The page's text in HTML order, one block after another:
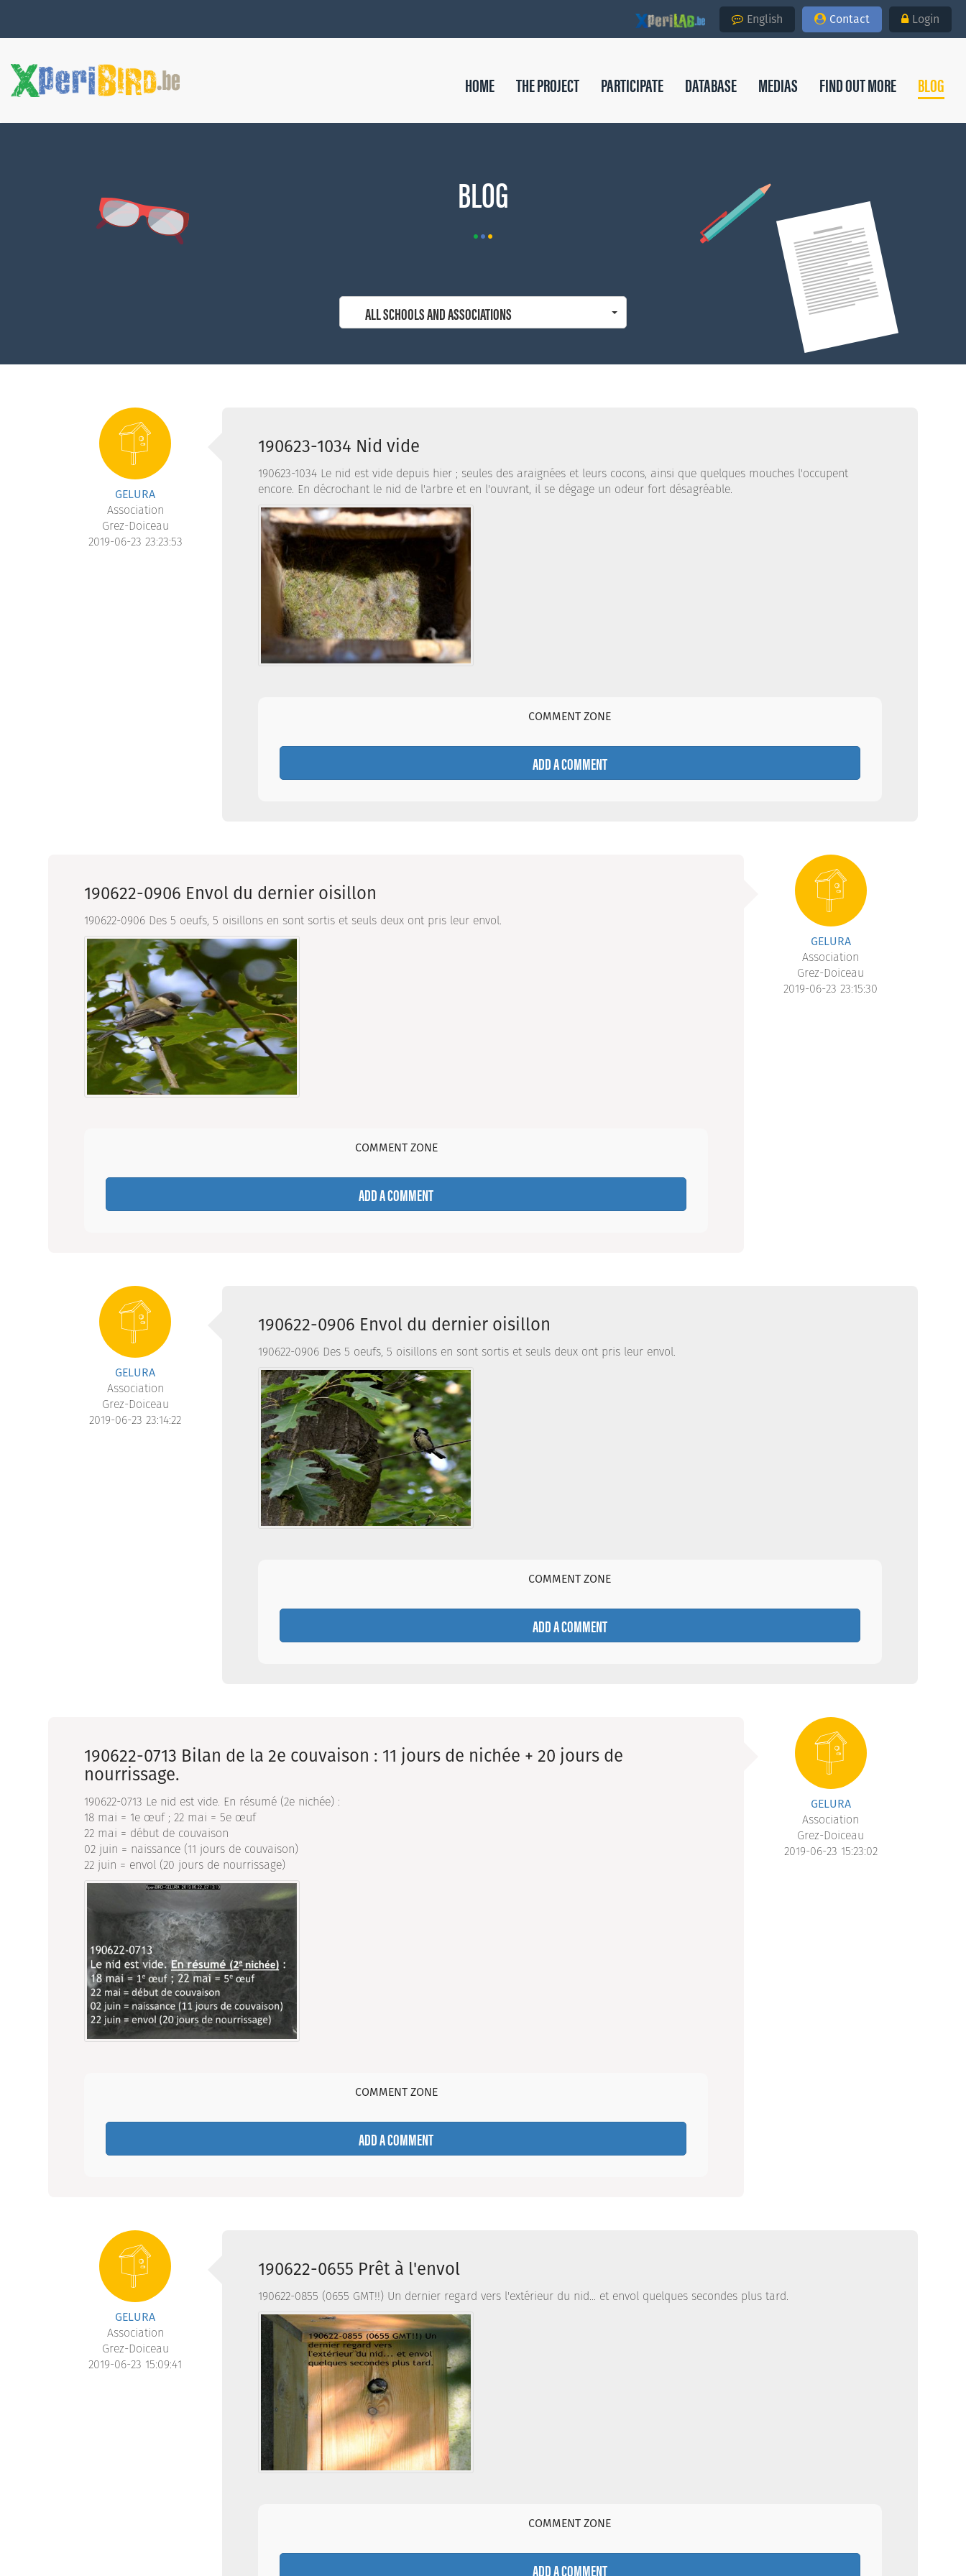
English Contact Login
HOME THE PROJECT PARTICIPATE DATABASE MEDIAS FIND OUT MORE BLOG
BLOG
ALL SCHOOLS AND ASSOCIATIONS
GELURA
Association
Grez-Doiceau
2019-06-23 23:23:53
190623-1034 Nid vide
190623-1034 Le nid est vide depuis hier ; seules des araignées et leurs cocons, ainsi que quelques mouches l'occupent
encore. En décrochant le nid de l'arbre et en l'ouvrant, il se dégage un odeur fort désagréable.
COMMENT ZONE
ADD A COMMENT
GELURA
Association
Grez-Doiceau
2019-06-23 23:15:30
190622-0906 Envol du dernier oisillon
190622-0906 Des 5 oeufs, 5 oisillons en sont sortis et seuls deux ont pris leur envol.
COMMENT ZONE
ADD A COMMENT
GELURA
Association
Grez-Doiceau
2019-06-23 23:14:22
190622-0906 Envol du dernier oisillon
190622-0906 Des 5 oeufs, 5 oisillons en sont sortis et seuls deux ont pris leur envol.
COMMENT ZONE
ADD A COMMENT
GELURA
Association
Grez-Doiceau
2019-06-23 15:23:02
190622-0713 Bilan de la 2e couvaison : 11 jours de nichée + 20 jours de
nourrissage.
190622-0713 Le nid est vide. En résumé (2e nichée) :
18 mai = 1e œuf ; 22 mai = 5e œuf
22 mai = début de couvaison
02 juin = naissance (11 jours de couvaison)
22 juin = envol (20 jours de nourrissage)
COMMENT ZONE
ADD A COMMENT
GELURA
Association
Grez-Doiceau
2019-06-23 15:09:41
190622-0655 Prêt à l'envol
190622-0855 (0655 GMT!!) Un dernier regard vers l'extérieur du nid... et envol quelques secondes plus tard.
COMMENT ZONE
ADD A COMMENT